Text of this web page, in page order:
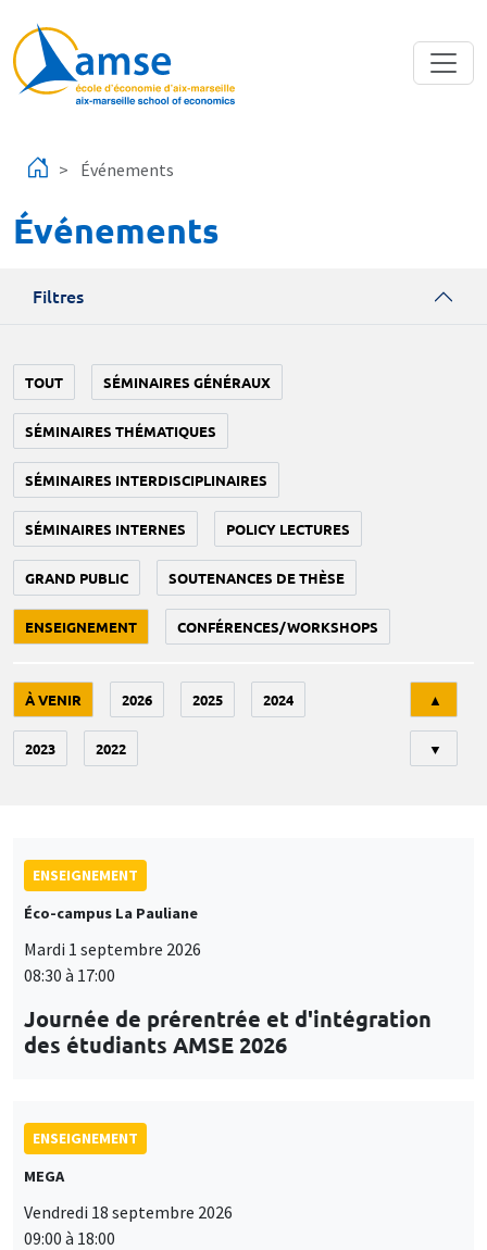
Événements
Événements
Filtres
TOUT SÉMINAIRES GÉNÉRAUX
SÉMINAIRES THÉMATIQUES
SÉMINAIRES INTERDISCIPLINAIRES
SÉMINAIRES INTERNES POLICY LECTURES
GRAND PUBLIC SOUTENANCES DE THÈSE
ENSEIGNEMENT CONFÉRENCES/WORKSHOPS
À VENIR 2026 2025 2024
2023 2022
▲
▼
ENSEIGNEMENT
Éco-campus La Pauliane
Mardi 1 septembre 2026
08:30 à 17:00
Journée de prérentrée et d'intégration
des étudiants AMSE 2026
ENSEIGNEMENT
MEGA
Vendredi 18 septembre 2026
09:00 à 18:00